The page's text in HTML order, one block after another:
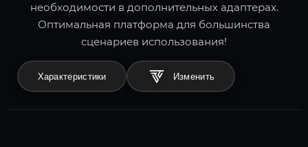
необходимости в дополнительных адаптерах.
Оптимальная платформа для большинства
сценариев использования!
Характеристики